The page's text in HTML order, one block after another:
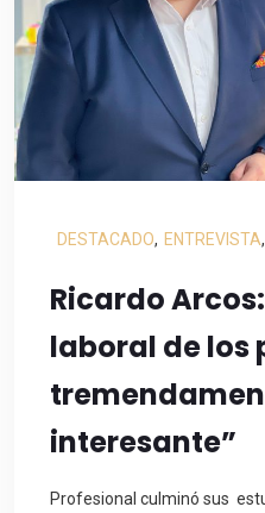
DESTACADO, ENTREVISTA,
Ricardo
laboral de los
interesante”
Profesional culminó sus